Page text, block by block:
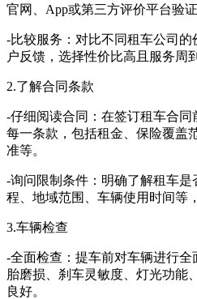
官网、App或第三方评价平台验
-比较服务：对比不同租车公司的
户反馈，选择性价比高且服务周
2.了解合同条款
-仔细阅读合同：在签订租车合
每一条款，包括租金、保险覆盖
准等。
-询问限制条件：明确了解租车是
程、地域范围、车辆使用时间等
3.车辆检查
-全面检查：提车前对车辆进行
胎磨损、刹车灵敏度、灯光功能
良好。